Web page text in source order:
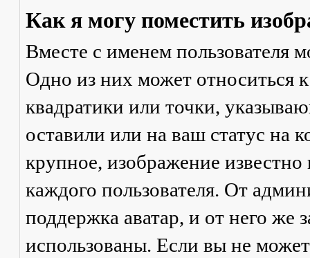
Как я могу поместить
Вместе с именем пользователя
Одно из них может относиться
квадратики или точки,
оставили или на ваш статус на
крупное, изображение
каждого пользователя. От
поддержка аватар, и от него же
использованы. Если вы не